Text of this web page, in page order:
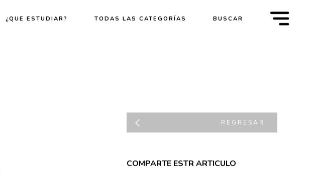
¿QUE ESTUDIAR? TODAS LAS CATEGORÍAS BUSCAR
m
REGRESAR
COMPARTE ESTR ARTICULO